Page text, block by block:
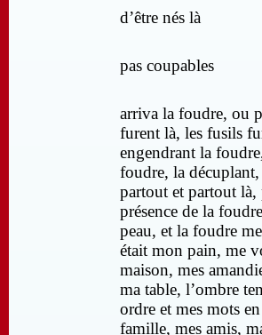
d’être nés là
pas coupables
arriva la foudre, ou
furent là, les fusils
engendrant la
foudre, la
partout et partout là,
présence de la
peau, et la foudre
était mon pain, me
maison, mes
ma table, l’ombre
ordre et mes mots
famille, mes amis,